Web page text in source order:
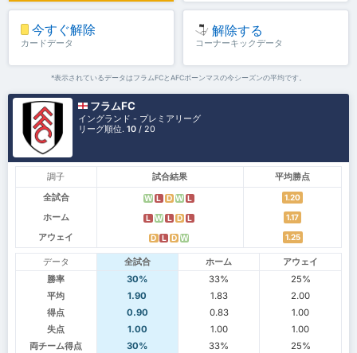
今すぐ解除
カードデータ
解除する
コーナーキックデータ
*表示されているデータはフラムFCとAFCボーンマスの今シーズンの平均です。
フラムFC
イングランド - プレミアリーグ
リーグ順位.10 / 20
調子 試合結果
平均勝点
全試合
W L D W L 1.20
ホーム L W L D L 1.17
アウェイ D L D W 1.25
データ 全試合 ホーム
アウェイ
勝率
30% 33%
25%
平均
1.90 1.83
2.00
得点
0.90 0.83
1.00
失点
1.00 1.00
1.00
両チーム得点
30% 33%
25%